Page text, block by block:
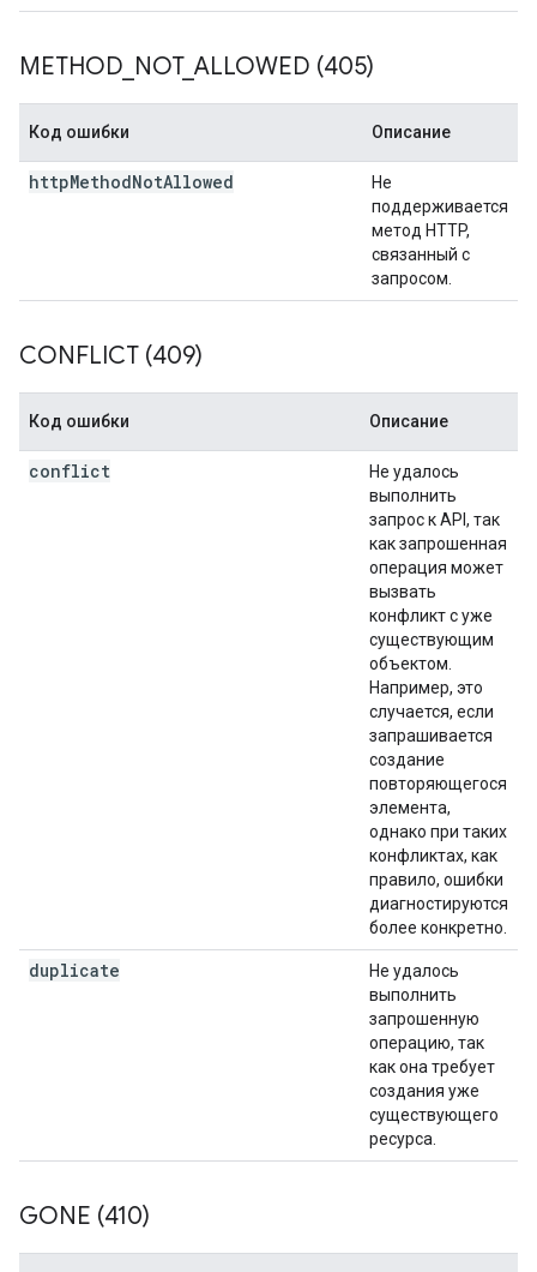
METHOD NOT_ ALLOWED (405)
Код ошибки Описание
httpMethodNotAllowed
Не
поддерживается
метод HTTP,
связанный с
запросом.
CONFLICT (409)
Код ошибки Описание
conflict
Не удалось
выполнить
запрос к API, так
как запрошенная
операция может
вызвать
конфликт с уже
существующим
объектом.
Например, это
случается, если
запрашивается
создание
повторяющегося
элемента,
однако при таких
конфликтах, как
правило, ошибки
диагностируются
более конкретно.
duplicate
Не удалось
выполнить
запрошенную
операцию, так
как она требует
создания уже
существующего
ресурса.
GONE (410)